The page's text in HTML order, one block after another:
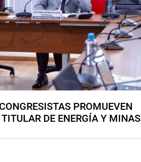
PROMUEVEN
DE ENERGÍA Y MINAS